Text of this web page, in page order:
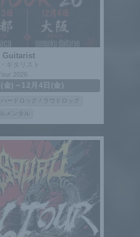
Guitarist
ギタリスト
2026
金)～12月4日(金)
ハードロック / ラウドロック
メンタル